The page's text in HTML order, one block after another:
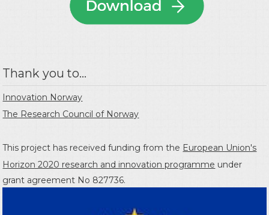
Thank you to...
Innovation Norway
The Research Council of Norway
This project has received funding from the European Union's
Horizon 2020 research and innovation programme under
grant agreement No 827736.